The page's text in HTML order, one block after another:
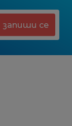
запиши се